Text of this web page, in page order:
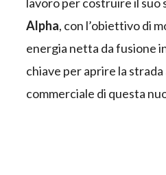
Alpha, con l’obiettivo di
energia netta da fusione
chiave per aprire la strada
commerciale di questa